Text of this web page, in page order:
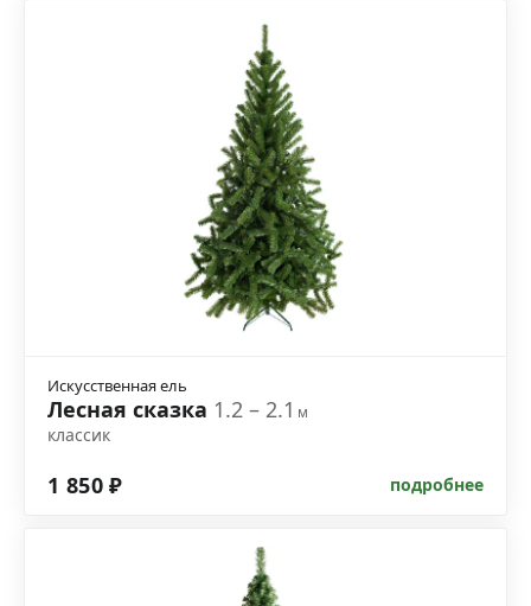
Искусственная ель
Лесная сказка 1.2 – 2.1м
классик
1 850 ₽ подробнее